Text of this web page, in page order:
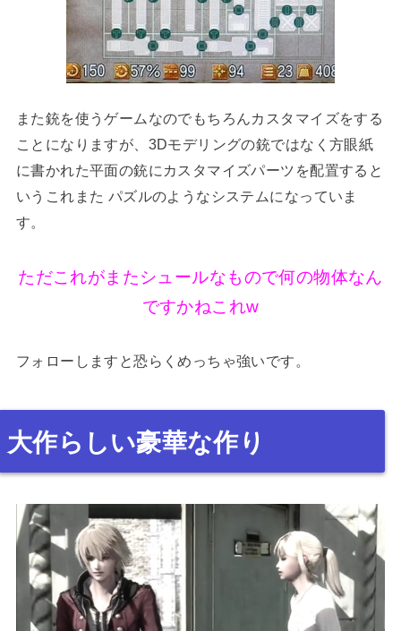
また銃を使うゲームなのでもちろんカスタマイズをする
ことになりますが、3Dモデリングの銃ではなく方眼紙
に書かれた平面の銃にカスタマイズパーツを配置すると
いうこれまた パズルのようなシステムになっていま
す。
ただこれがまたシュールなもので何の物体なん
ですかねこれw
フォローしますと恐らくめっちゃ強いです。
大作らしい豪華な作り